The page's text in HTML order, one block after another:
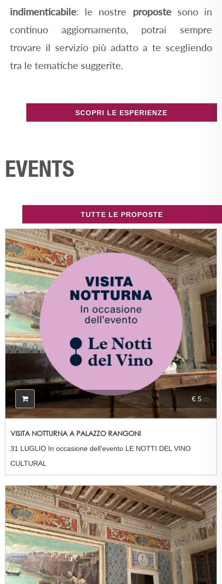
indimenticabile: le nostre propostesono in
continuo aggiornamento, potrai sempre
trovare il servizio più adatto a te scegliendo
tra le tematiche suggerite.
SCOPRI LE ESPERIENZE
EVENTS
TUTTE LE PROPOSTE
€ 5 ,00
VISITA NOTTURNA A PALAZZO RANGONI
31 LUGLIO In occasione dell'evento LE NOTTI DEL VINO
CULTURAL